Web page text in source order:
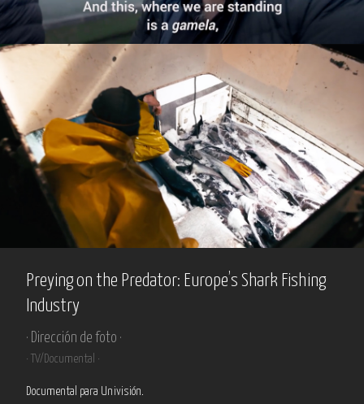
Preying on the Predator: Europe’s Shark Fishing
Industry
· Dirección de foto ·
· TV/Documental ·
Documental para Univisión.